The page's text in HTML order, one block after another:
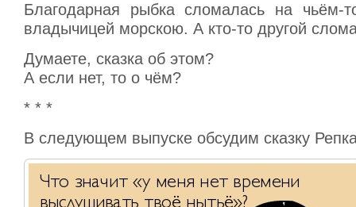
Благодарная рыбка сломалась на чьём-
владычицей морскою. А кто-то другой
Думаете, сказка об этом?
А если нет, то о чём?
* * *
В следующем выпуске обсудим сказку